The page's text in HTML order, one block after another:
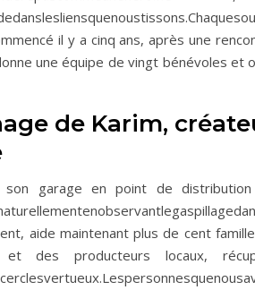
il y a cinq ans, après une
une équipe de vingt bénévoles
de Karim,
garage en point de
aide maintenant plus de cent
et des producteurs locaux,